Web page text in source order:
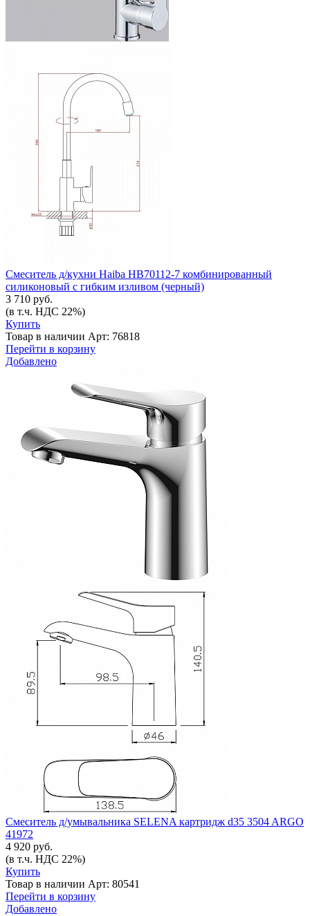
Смеситель д/кухни Haiba HB70112-7 комбинированный
силиконовый с гибким изливом (черный)
3 710 руб.
(в т.ч. НДС 22%)
Купить
Товар в наличии Арт: 76818
Перейти в корзину
Добавлено
Смеситель д/умывальника SELENA картридж d35 3504 ARGO
41972
4 920 руб.
(в т.ч. НДС 22%)
Купить
Товар в наличии Арт: 80541
Перейти в корзину
Добавлено